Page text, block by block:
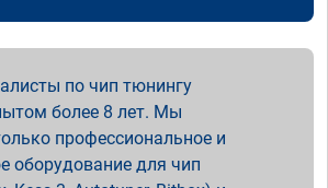
по чип тюнингу
более 8 лет. Мы
профессиональное и
оборудование для чип